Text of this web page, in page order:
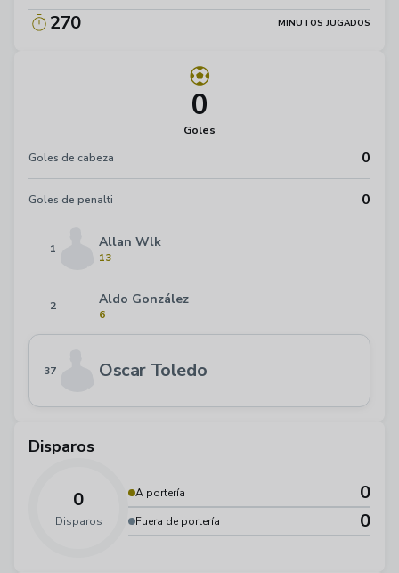
270 MINUTOS JUGADOS
0
Goles
Goles de cabeza
0
Goles de penalti 0
1 Allan Wlk
13
2 Aldo González
6
37 Oscar Toledo
Disparos
0
Disparos
A portería 0
Fuera de portería 0